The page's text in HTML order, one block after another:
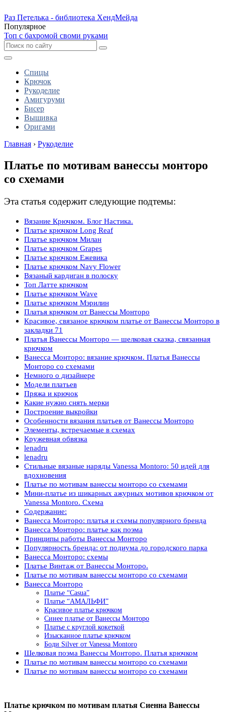
Раз Петелька - библиотека ХендМейда
Популярное
Топ с бахромой своми руками
Спицы
Крючок
Рукоделие
Амигуруми
Бисер
Вышивка
Оригами
Главная › Рукоделие
Платье по мотивам ванессы монторо
со схемами
Эта статья содержит следующие подтемы:
Вязание Крючком. Блог Настика.
Платье крючком Long Reaf
Платье крючком Милан
Платье крючком Grapes
Платье крючком Ежевика
Платье крючком Navy Flower
Вязаный кардиган в полоску
Топ Латте крючком
Платье крючком Wave
Платье крючком Мэрилин
Платья крючком от Ванессы Монторо
Красивое, связаное крючком платье от Ванессы Монторо в
закладки 71
Платья Ванессы Монторо — шелковая сказка, связанная
крючком
Ванесса Монторо: вязание крючком. Платья Ванессы
Монторо со схемами
Немного о дизайнере
Модели платьев
Пряжа и крючок
Какие нужно снять мерки
Построение выкройки
Особенности вязания платьев от Ванессы Монторо
Элементы, встречаемые в схемах
Кружевная обвязка
lenadru
lenadru
Стильные вязаные наряды Vanessa Montoro: 50 идей для
вдохновения
Платье по мотивам ванессы монторо со схемами
Мини-платье из шикарных ажурных мотивов крючком от
Vanessa Montoro. Схема
Содержание:
Ванесса Монторо: платья и схемы популярного бренда
Ванесса Монторо: платье как поэма
Принципы работы Ванессы Монторо
Популярность бренда: от подиума до городского парка
Ванесса Монторо: схемы
Платье Винтаж от Ванессы Монторо.
Платье по мотивам ванессы монторо со схемами
Ванесса Монторо
Платье “Casua”
Платье “АМАЛЬФИ”
Красивое платье крючком
Синее платье от Ванессы Монторо
Платье с круглой кокеткой
Изысканное платье крючком
Боди Silver от Vanessa Montoro
Шелковая поэма Ванессы Монторо. Платья крючком
Платье по мотивам ванессы монторо со схемами
Платье по мотивам ванессы монторо со схемами
Платье крючком по мотивам платья Сиенна Ванессы